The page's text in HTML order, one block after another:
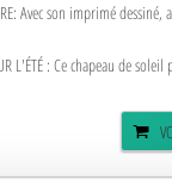
Avec son imprimé
L'ÉTÉ : Ce chapeau de